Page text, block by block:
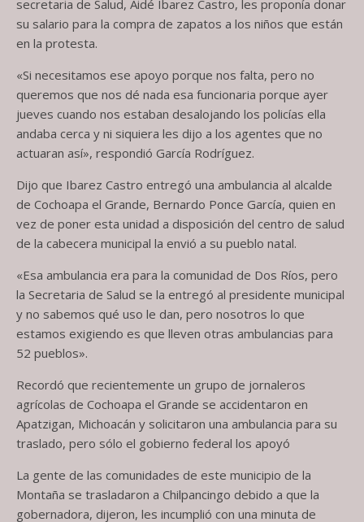
secretaria de Salud, Aidé Ibarez Castro, les proponía donar
su salario para la compra de zapatos a los niños que están
en la protesta.
«Si necesitamos ese apoyo porque nos falta, pero no
queremos que nos dé nada esa funcionaria porque ayer
jueves cuando nos estaban desalojando los policías ella
andaba cerca y ni siquiera les dijo a los agentes que no
actuaran así», respondió García Rodríguez.
Dijo que Ibarez Castro entregó una ambulancia al alcalde
de Cochoapa el Grande, Bernardo Ponce García, quien en
vez de poner esta unidad a disposición del centro de salud
de la cabecera municipal la envió a su pueblo natal.
«Esa ambulancia era para la comunidad de Dos Ríos, pero
la Secretaria de Salud se la entregó al presidente municipal
y no sabemos qué uso le dan, pero nosotros lo que
estamos exigiendo es que lleven otras ambulancias para
52 pueblos».
Recordó que recientemente un grupo de jornaleros
agrícolas de Cochoapa el Grande se accidentaron en
Apatzigan, Michoacán y solicitaron una ambulancia para su
traslado, pero sólo el gobierno federal los apoyó
La gente de las comunidades de este municipio de la
Montaña se trasladaron a Chilpancingo debido a que la
gobernadora, dijeron, les incumplió con una minuta de